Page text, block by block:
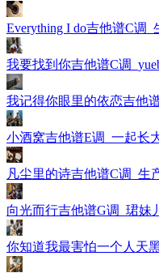
Everything I do吉他谱C调_
我要找到你吉他谱C调
我记得你眼里的依恋吉他
小酒窝吉他谱E调_一起长
凡尘里的诗吉他谱C调_生
向光而行吉他谱G调_珺妹
你知道我最害怕一个人天